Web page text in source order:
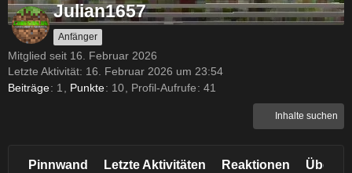
Julian1657
Anfänger
Mitglied seit 16. Februar 2026
Letzte Aktivität: 16. Februar 2026 um 23:54
Beiträge
1 Punkte 10 Profil-Aufrufe 41
Inhalte suchen
Pinnwand Letzte Aktivitäten Reaktionen Über